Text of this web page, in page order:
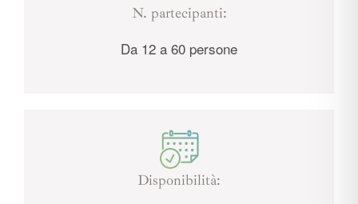
N. partecipanti:
Da 12 a 60 persone
Disponibilità: